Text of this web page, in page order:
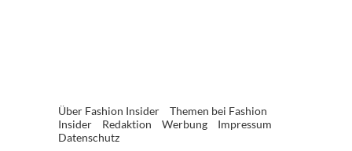
Über Fashion Insider
Themen bei Fashion
Insider
Redaktion Werbung
Impressum
Datenschutz